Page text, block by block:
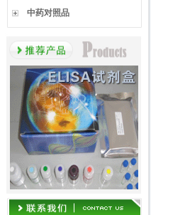
中药对照品